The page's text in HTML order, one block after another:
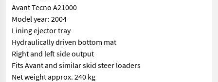
Avant Tecno A21000
Model year: 2004
Lining ejector tray
Hydraulically driven bottom mat
Right and left side output
Fits Avant and similar skid steer loaders
Net weight approx. 240 kg